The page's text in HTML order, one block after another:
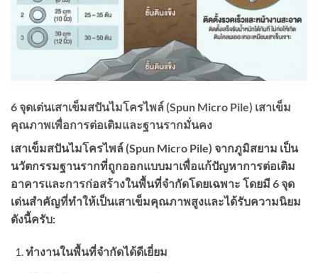
6 จุดเด่นเสาเข็มสปันไมโครไพล์ (Spun Micro Pile) เสาเข็ม
คุณภาพเพื่อการต่อเติมและฐานรากมั่นคง
เสาเข็มสปันไมโครไพล์ (Spun Micro Pile) จากภูมิสยาม เป็น
นวัตกรรมฐานรากที่ถูกออกแบบมาเพื่อแก้ปัญหาการต่อเติม
อาคารและการก่อสร้างในพื้นที่จำกัดโดยเฉพาะ โดยมี6จุด
เด่นสำคัญที่ทำให้เป็นเสาเข็มคุณภาพสูงและได้รับความนิยม
ดังนี้ครับ:
ทำงานในพื้นที่จำกัดได้ดีเยี่ยม